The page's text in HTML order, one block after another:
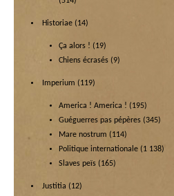
Historiae (14)
Ça alors ! (19)
Chiens écrasés (9)
Imperium (119)
America ! America ! (195)
Guéguerres pas pépères (345)
Mare nostrum (114)
Politique internationale (1 138)
Slaves peïs (165)
Justitia (12)